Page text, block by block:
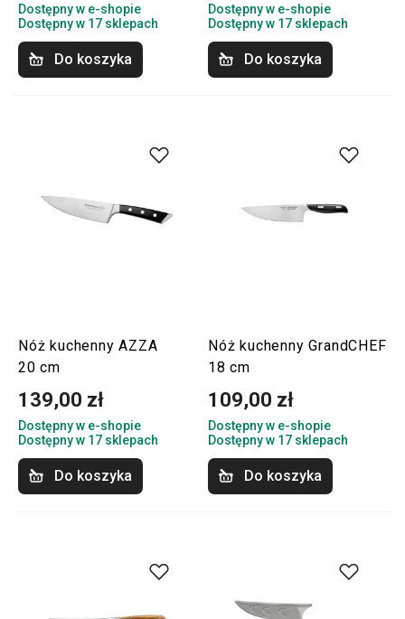
Dostępny w e-shopie
Dostępny w 17 sklepach
Do koszyka
Dostępny w e-shopie
Dostępny w 17 sklepach
Do koszyka
Nóż kuchenny AZZA
20 cm
139,00 zł
Dostępny w e-shopie
Dostępny w 17 sklepach
Do koszyka
Nóż kuchenny GrandCHEF
18 cm
109,00 zł
Dostępny w e-shopie
Dostępny w 17 sklepach
Do koszyka